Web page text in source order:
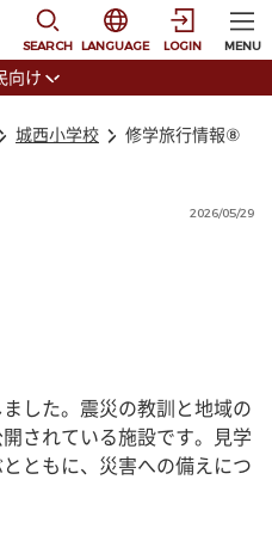
SEARCH
選択すると言語の切
LANGUAGE LOGIN MENU
向け
城西小学校 修学旅行情報⑧
2026/05/29
した。震災の教訓と地域の
されている施設です。見学
ともに、災害への備えにつ